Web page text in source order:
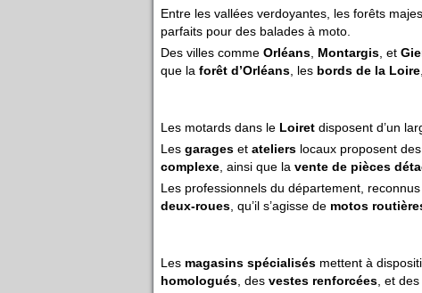
Entre les vallées verdoyantes, les forêts
parfaits pour des balades à moto.
Des villes comme Orléans Montargis , et
que la forêt d’Orléans , les bords de la Loire
Les motards dans le Loiret disposent d’un
Les garages et ateliers locaux proposent
complexe , ainsi que la vente de pièces
Les professionnels du département,
deux-roues , qu’il s’agisse de motos
Les magasins spécialisés mettent à
homologués , des vestes renforcées , et des